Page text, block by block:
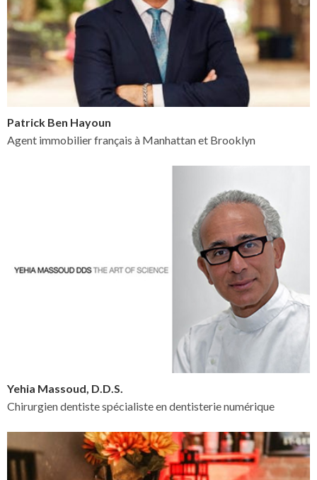
Patrick Ben Hayoun
Agent immobilier français à Manhattan et Brooklyn
Yehia Massoud, D.D.S.
Chirurgien dentiste spécialiste en dentisterie numérique